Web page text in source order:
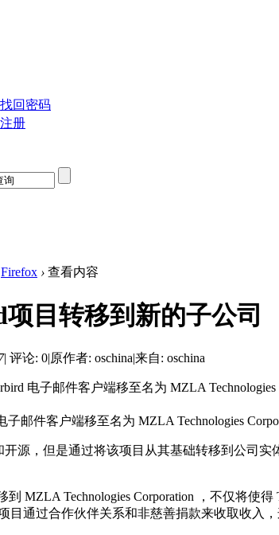
找回密码
注册
Firefox › 查看内容
目转移到新的子公司
| 评论: 0|原作者: oschina|来自: oschina
电子邮件客户端移至名为 MZLA
邮件客户端移至名为 MZLA Technologies
开源，但是通过将该项目从其基础转移到公司
到 MZLA Technologies Corporation ，不仅将
目通过合作伙伴关系和非慈善捐款来收取收入